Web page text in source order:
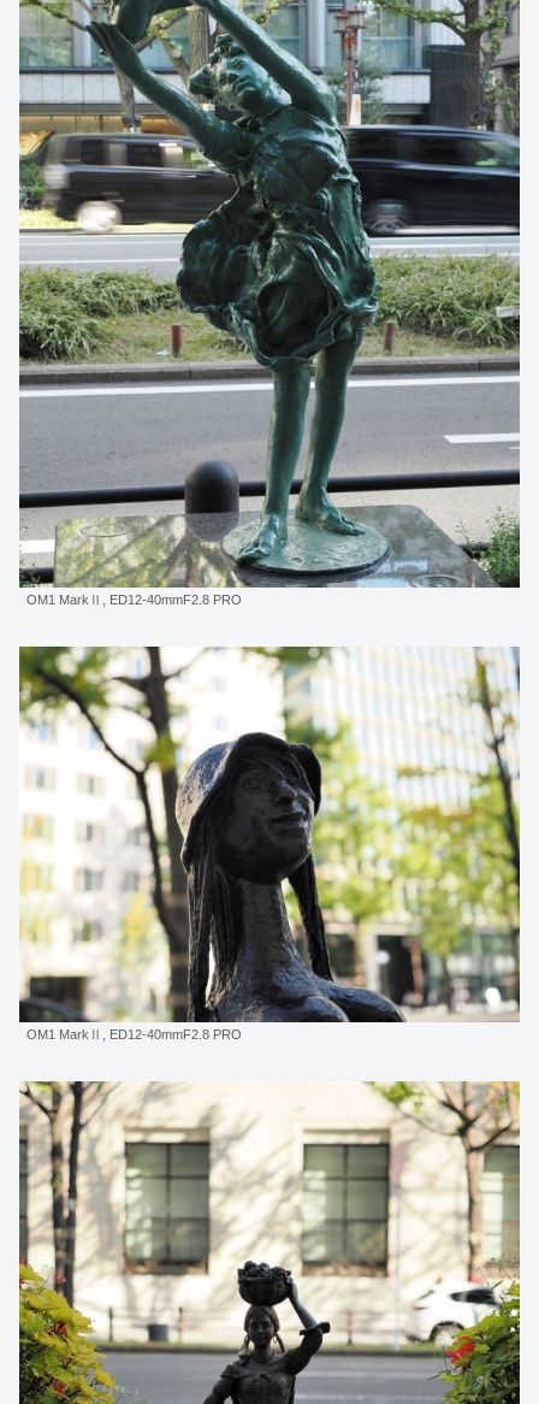
OM1 MarkⅡ, ED12-40mmF2.8 PRO
OM1 MarkⅡ, ED12-40mmF2.8 PRO